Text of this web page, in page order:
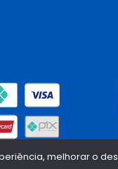
melhorar o